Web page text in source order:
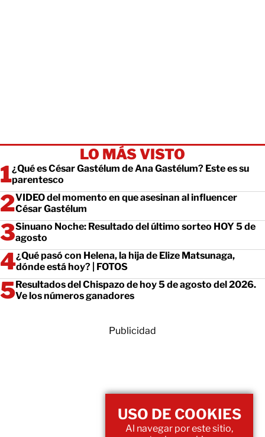
LO MÁS VISTO
¿Qué es César Gastélum de Ana Gastélum? Este es su
parentesco
VIDEO del momento en que asesinan al influencer
César Gastélum
Sinuano Noche: Resultado del último sorteo HOY 5 de
agosto
¿Qué pasó con Helena, la hija de Elize Matsunaga,
dónde está hoy? | FOTOS
Resultados del Chispazo de hoy 5 de agosto del 2026.
Ve los números ganadores
Publicidad
USO DE COOKIES
Al navegar por este sitio,